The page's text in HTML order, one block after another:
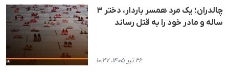
چالدران؛ یک مرد همسر باردار، دختر ۳
ساله و مادر خود را به قتل رساند
۲۶ تیر ۱۴۰۵، ۱۰:۲۷